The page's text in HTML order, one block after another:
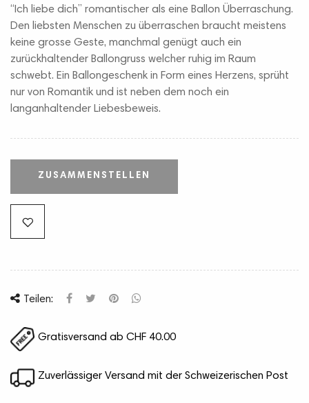
“Ich liebe dich” romantischer als eine Ballon Überraschung.
Den liebsten Menschen zu überraschen braucht meistens
keine grosse Geste, manchmal genügt auch ein
zurückhaltender Ballongruss welcher ruhig im Raum
schwebt. Ein Ballongeschenk in Form eines Herzens, sprüht
nur von Romantik und ist neben dem noch ein
langanhaltender Liebesbeweis.
ZUSAMMENSTELLEN
Teilen:
Gratisversand ab CHF 40.00
Zuverlässiger Versand mit der Schweizerischen Post